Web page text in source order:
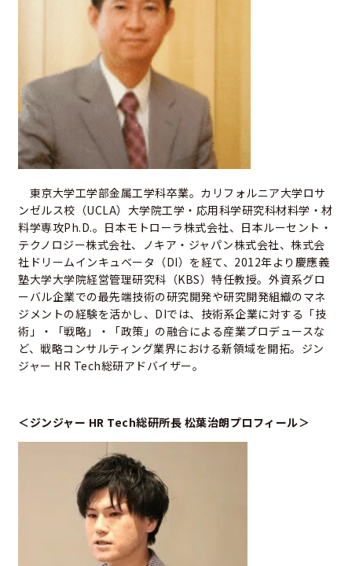
東京大学工学部金属工学科卒業。カリフォルニア大学ロサ
ンゼルス校（UCLA）大学院工学・応用科学研究科材料学・材
料学専攻Ph.D.。日本モトローラ株式会社、日本ルーセント・
テクノロジー株式会社、ノキア・ジャパン株式会社、株式会
社ドリームインキュベータ（DI）を経て、2012年より慶應義
塾大学大学院経営管理研究科（KBS）特任教授。外資系グロ
ーバル企業での最先端技術の研究開発や研究開発組織のマネ
ジメントの経験を活かし、DIでは、技術系企業に対する「技
術」・「戦略」・「政策」の融合による産業プロデュースな
ど、戦略コンサルティング業界における新領域を開拓。ジン
ジャー HR Tech総研アドバイザー。
＜ジンジャー HR Tech総研所長 松葉治朗プロフィール＞